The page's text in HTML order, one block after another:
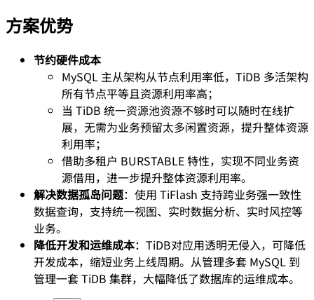
方案优势
节约硬件成本
MySQL 主从架构从节点利用率低，TiDB 多活架构
所有节点平等且资源利用率高；
当 TiDB 统一资源池资源不够时可以随时在线扩
展，无需为业务预留太多闲置资源，提升整体资源
利用率；
借助多租户 BURSTABLE 特性，实现不同业务资
源借用，进一步提升整体资源利用率。
解决数据孤岛问题：使用 TiFlash 支持跨业务强一致性
数据查询，支持统一视图、实时数据分析、实时风控等
业务。
降低开发和运维成本：TiDB对应用透明无侵入，可降低
开发成本，缩短业务上线周期。从管理多套 MySQL 到
管理一套 TiDB 集群，大幅降低了数据库的运维成本。